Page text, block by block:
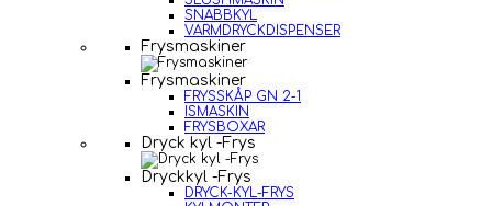
SNABBKYL
VARMDRYCKDISPENSER
Frysmaskiner
Frysmaskiner
FRYSSKÅP GN 2-1
ISMASKIN
FRYSBOXAR
Dryck kyl -Frys
Dryckkyl -Frys
DRYCK-KYL-FRYS